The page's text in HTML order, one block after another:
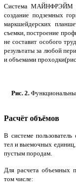
Система МАЙНФРЭЙМ
создание подземных
маркшейдерских
съемки, построение
не составит особого
результаты за любой
и объемами
Рис. 2.
Расчёт объёмов
В системе
тел и выемочных
пустым породам.
Для расчета объемных
том числе: